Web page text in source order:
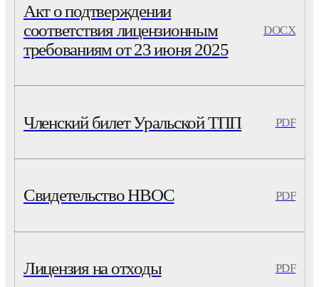
Акт о подтверждении
соответствия лицензионным
требованиям от 23 июня 2025
DOCX
Членский билет Уральской ТПП PDF
Свидетельство НВОС PDF
Лицензия на отходы PDF